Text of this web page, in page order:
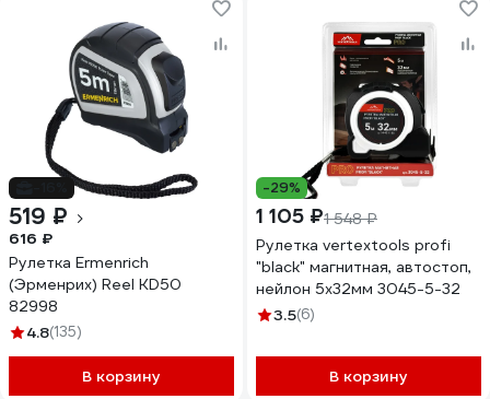
519 ₽
616 ₽
Рулетка Ermenrich
(Эрменрих) Reel KD50
82998
4.8(135)
В корзину
-29%
1 105 ₽1 548 ₽
Рулетка vertextools profi
"black" магнитная, автостоп,
нейлон 5x32мм 3045-5-32
3.5(6)
В корзину